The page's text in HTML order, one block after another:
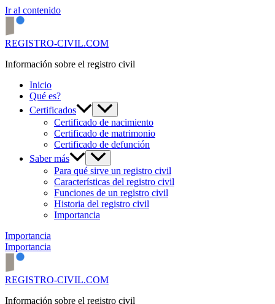
Ir al contenido
REGISTRO-CIVIL.COM
Información sobre el registro civil
Inicio
Qué es?
Certificados
Certificado de nacimiento
Certificado de matrimonio
Certificado de defunción
Saber más
Para qué sirve un registro civil
Características del registro civil
Funciones de un registro civil
Historia del registro civil
Importancia
Importancia
Importancia
REGISTRO-CIVIL.COM
Información sobre el registro civil